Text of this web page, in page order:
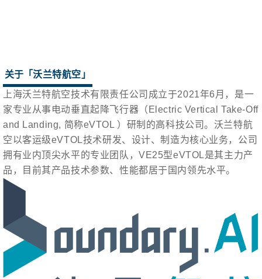
关于「沃兰特航空 」
上海沃兰特航空技术有限责任公司成立于2021年6月，是一
家专业从事电动垂直起降飞行器（Electric Vertical Take-Off
and Landing, 简称eVTOL ）研制的高科技公司。沃兰特航
空以客运级eVTOL技术研发、设计、制造为核心业务，公司
拥有业内顶尖水平的专业团队，VE25型eVTOL是其主力产
品，目前其产品技术参数、性能都居于国内领先水平。